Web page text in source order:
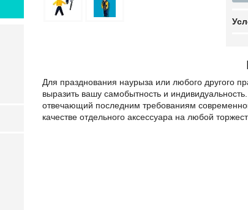
Для празднования наурыза или любого другого
выразить вашу самобытность и
отвечающий последним требованиям
качестве отдельного аксессуара на любой